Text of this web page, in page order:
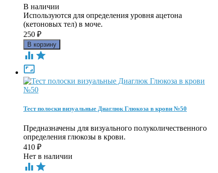
В наличии
Используются для определения уровня ацетона
(кетоновых тел) в моче.
250 ₽
 

Тест полоски визуальные Диаглюк Глюкоза в крови №50
Предназначены для визуального полуколичественного
определения глюкозы в крови.
410 ₽
Нет в наличии
 